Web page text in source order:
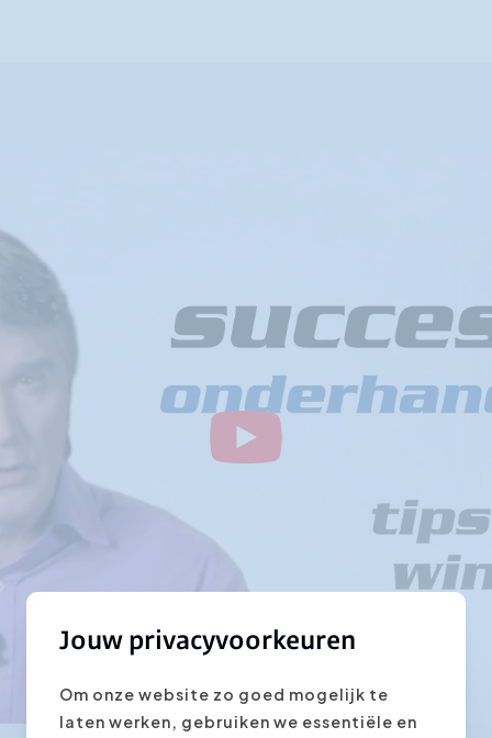
Jouw privacyvoorkeuren
Om onze website zo goed mogelijk te
laten werken, gebruiken we essentiële en